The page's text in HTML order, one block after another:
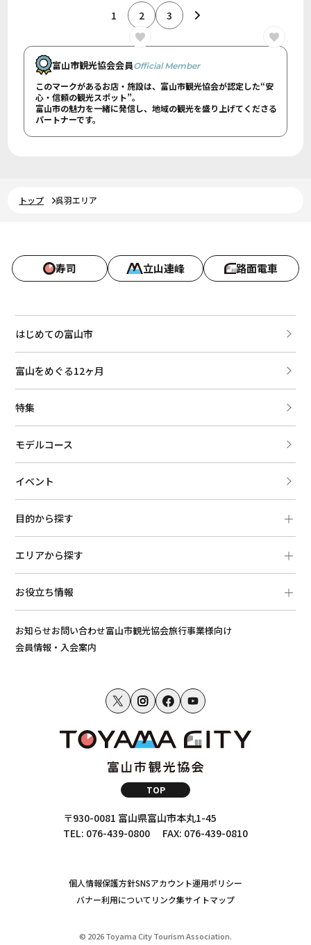
1 2 3
富山市観光協会会員Official Member
このマークがあるお店・施設は、富山市観光協会が認定した“安
心・信頼の観光スポット”。
富山市の魅力を一緒に発信し、地域の観光を盛り上げてくださる
パートナーです。
トップ 呉羽エリア
寿司 立山連峰 路面電車
はじめての富山市
富山をめぐる12ヶ月
特集
モデルコース
イベント
目的から探す
エリアから探す
お役立ち情報
お知らせお問い合わせ富山市観光協会旅行事業様向け
会員情報・入会案内
TOP
〒930-0081 富山県富山市本丸1-45
TEL: 076-439-0800
FAX: 076-439-0810
個人情報保護方針SNSアカウント運用ポリシー
バナー利用についてリンク集サイトマップ
© 2026 Toyama City Tourism Association.